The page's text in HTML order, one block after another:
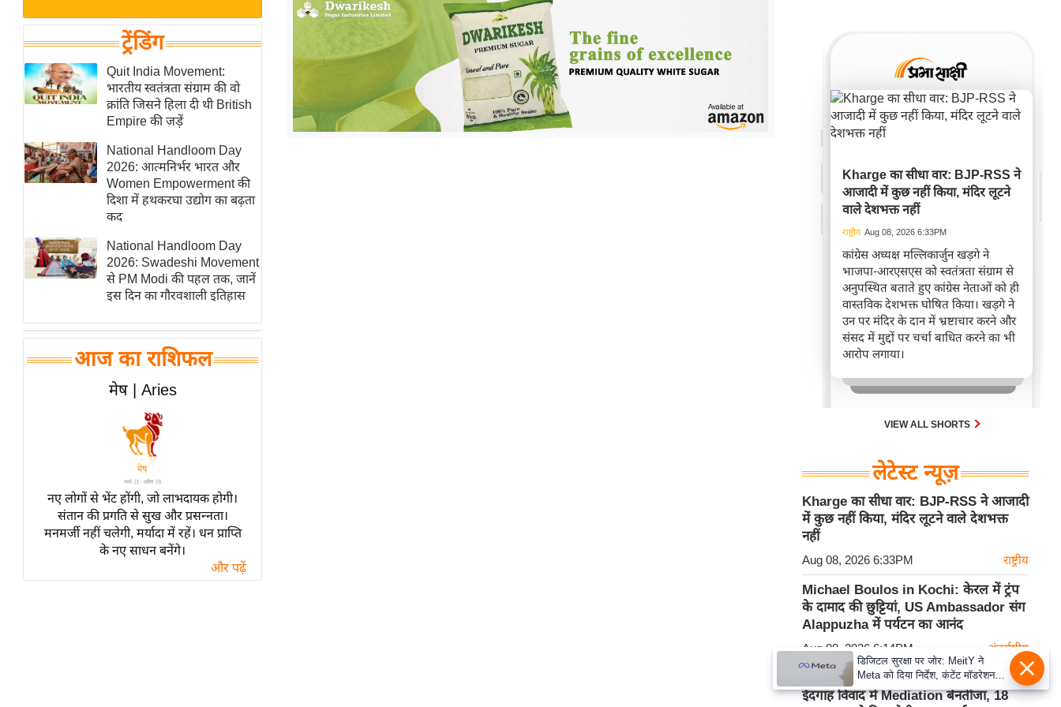
News
Hindi
Videos
खेल
क्रिकेट
IPL
2026
ई-पेपर
मिसाल बेमिसाल
शख्सियत
यंग इंडिया
साहित्य जगत
ऑटो वर्ल्ड
न्यूज ब्रीफ
बॉलीवुड
हॉलीवुड
फिल्म समीक्षा
लाइफस्टाइल
टेक्नॉलॉजी
ब्यूटी/फैशन
घरेलू नुस्खे
पर्यटन स्थल
फिटनेस मंत्रा
ट्रेंडिंग
Quit India Movement:
भारतीय स्वतंत्रता संग्राम की वो
क्रांति जिसने हिला दी थी British
Empire की जड़ें
National Handloom Day
2026: आत्मनिर्भर भारत और
Women Empowerment की
दिशा में हथकरघा उद्योग का बढ़ता
कद
National Handloom Day
2026: Swadeshi Movement
से PM Modi की पहल तक, जानें
इस दिन का गौरवशाली इतिहास
आज का राशिफल
मेष | Aries
नए लोगों से भेंट होंगी, जो लाभदायक होगी।
संतान की प्रगति से सुख और प्रसन्नता।
मनमर्जी नहीं चलेगी, मर्यादा में रहें। धन प्राप्ति
के नए साधन बनेंगे।
और पढ़ें
Kharge का सीधा वार: BJP-RSS ने
आजादी में कुछ नहीं किया, मंदिर लूटने
वाले देशभक्त नहीं
राष्ट्रीय Aug 08, 2026 6:33PM
कांग्रेस अध्यक्ष मल्लिकार्जुन खड़गे ने
भाजपा-आरएसएस को स्वतंत्रता संग्राम से
अनुपस्थित बताते हुए कांग्रेस नेताओं को ही
वास्तविक देशभक्त घोषित किया। खड़गे ने
उन पर मंदिर के दान में भ्रष्टाचार करने और
संसद में मुद्दों पर चर्चा बाधित करने का भी
आरोप लगाया।
VIEW ALL SHORTS
लेटेस्ट न्यूज़
Kharge का सीधा वार: BJP-RSS ने आजादी
में कुछ नहीं किया, मंदिर लूटने वाले देशभक्त
नहीं
Aug 08, 2026 6:33PM राष्ट्रीय
Michael Boulos in Kochi: केरल में ट्रंप
के दामाद की छुट्टियां, US Ambassador संग
Alappuzha में पर्यटन का आनंद
Aug 08, 2026 6:14PM अंतर्राष्ट्रीय
Mathura Dispute: श्रीकृष्ण जन्मभूमि-
ईदगाह विवाद में Mediation बेनतीजा, 18
डिजिटल सुरक्षा पर जोर: MeitY ने
Meta को दिया निर्देश, कंटेंट मॉडरेशन
मजबूत करे